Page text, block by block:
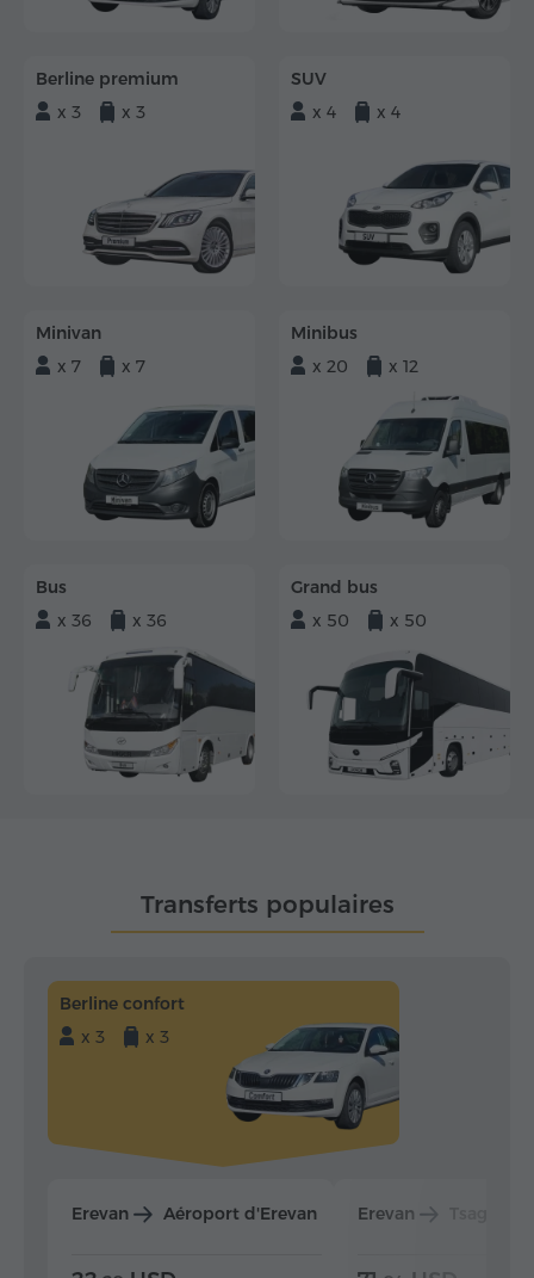
Berline premium
x 3
x 3
SUV
x 4
x 4
Minivan
x 7
x 7
Minibus
x 20
x 12
Bus
x 36
x 36
Grand bus
x 50
x 50
Transferts populaires
Berline confort
x 3
x 3
Erevan Aéroport d'Erevan Erevan